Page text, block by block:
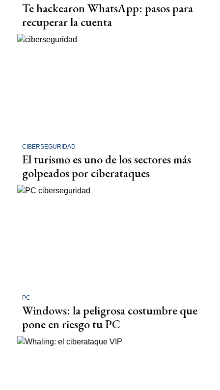
Te hackearon WhatsApp: pasos para
recuperar la cuenta
CIBERSEGURIDAD
El turismo es uno de los sectores más
golpeados por ciberataques
PC
Windows: la peligrosa costumbre que
pone en riesgo tu PC